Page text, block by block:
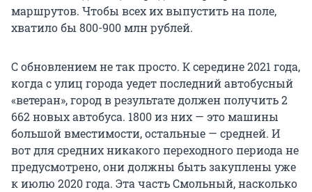
маршрутов. Чтобы всех их выпустить на поле,
хватило бы 800-900 млн рублей.
С обновлением не так просто. К середине 2021 года,
когда с улиц города уедет последний автобусный
«ветеран», город в результате должен получить 2
662 новых автобуса. 1800 из них — это машины
большой вместимости, остальные — средней. И
вот для средних никакого переходного периода не
предусмотрено, они должны быть закуплены уже
к июлю 2020 года. Эта часть Смольный, насколько